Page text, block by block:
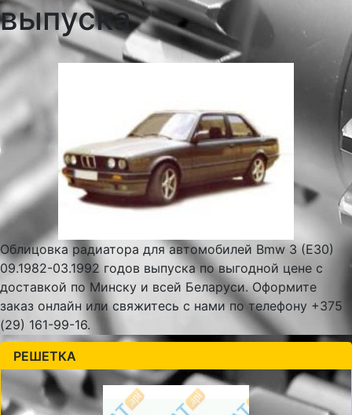
выпуска
Облицовка радиатора для автомобилей Bmw 3 (E30)
09.1982-03.1992 годов выпуска по выгодной цене с
доставкой по Минску и всей Беларуси. Оформите
заказ онлайн или свяжитесь с нами по телефону +375
(29) 161-99-16.
РЕШЕТКА